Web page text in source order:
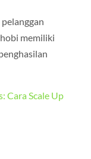
memiliki
Cara Scale Up